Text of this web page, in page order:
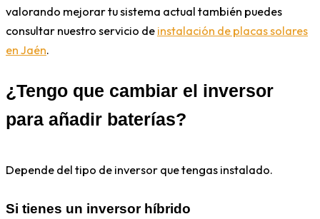
valorando mejorar tu sistema actual también puedes
consultar nuestro servicio de instalación de placas solares
en Jaén.
¿Tengo que cambiar el inversor
para añadir baterías?
Depende del tipo de inversor que tengas instalado.
Si tienes un inversor híbrido